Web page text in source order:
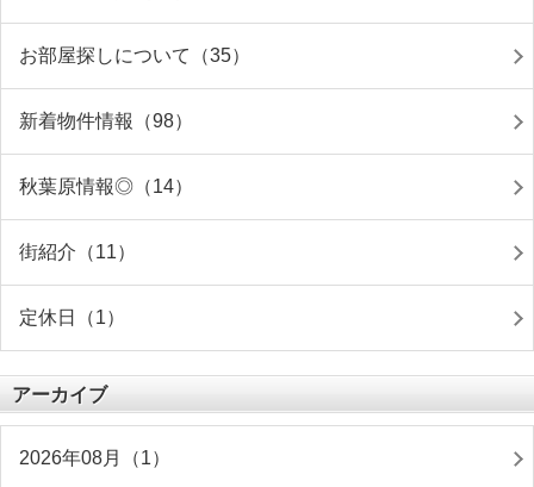
お部屋探しについて（35）
新着物件情報（98）
秋葉原情報◎（14）
街紹介（11）
定休日（1）
アーカイブ
2026年08月（1）